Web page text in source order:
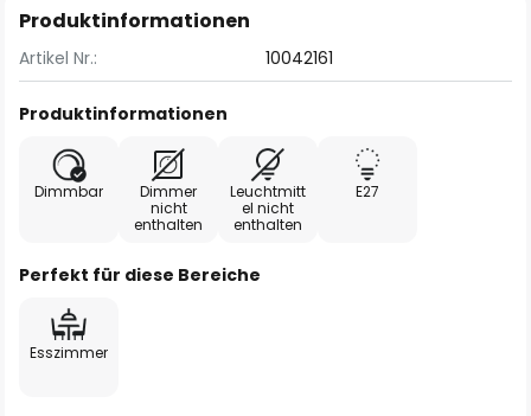
Produktinformationen
Artikel Nr.: 10042161
Produktinformationen
Dimmbar
Dimmer
nicht
enthalten
Leuchtmitt
el nicht
enthalten
E27
Perfekt für diese Bereiche
Esszimmer